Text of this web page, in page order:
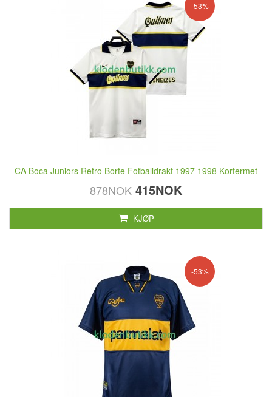
-53%
CA Boca Juniors Retro Borte Fotballdrakt 1997 1998 Kortermet
878NOK 415NOK
KJØP
-53%